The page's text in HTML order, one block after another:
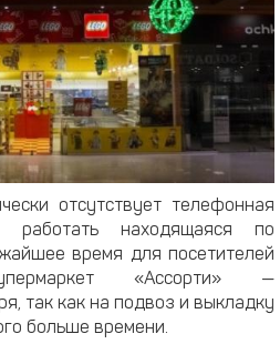
отсутствует телефонная
работать находящаяся по
время для посетителей
«Ассорти» —
так как на подвоз и выкладку
больше времени.